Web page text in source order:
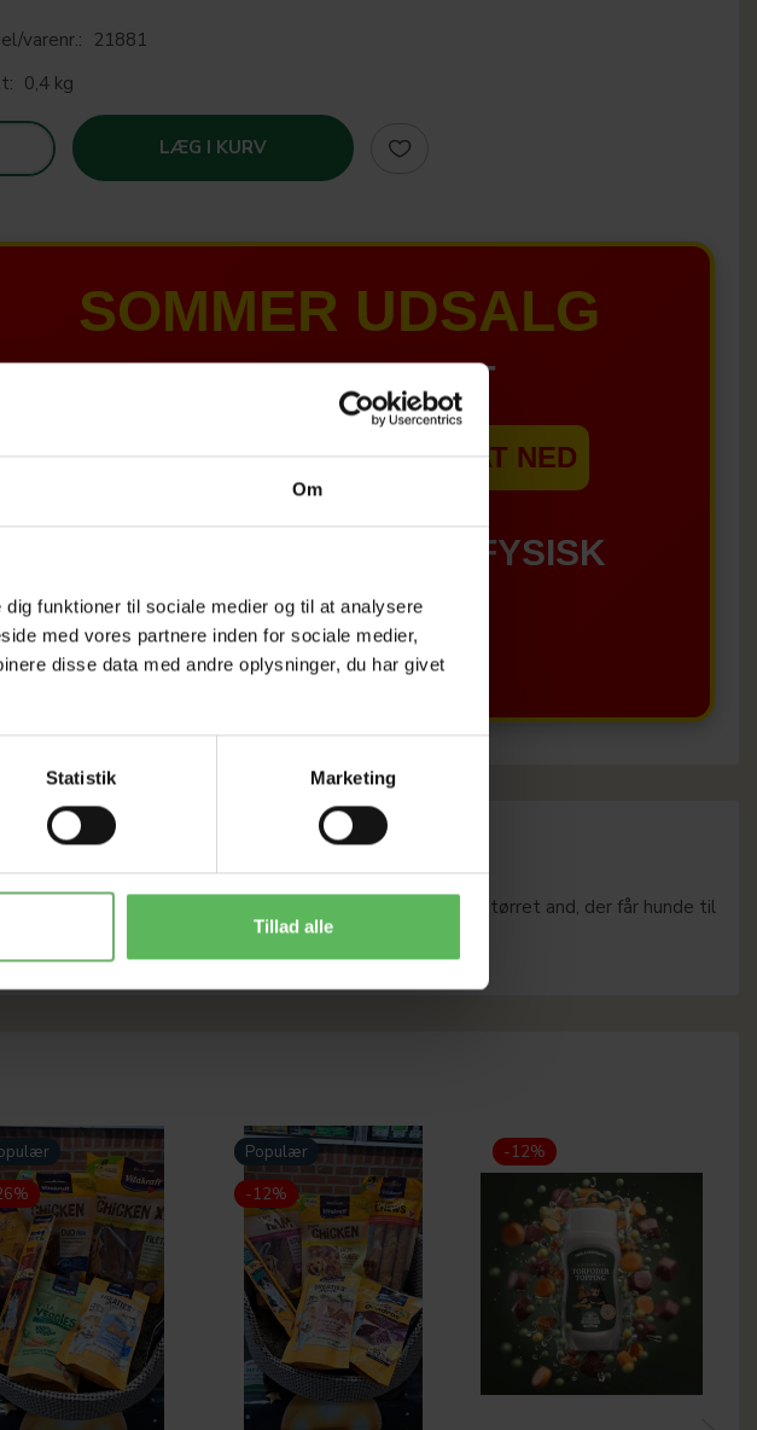
Om
funktioner til sociale medier og til at analysere
med vores partnere inden for sociale medier,
disse data med andre oplysninger, du har givet
Statistik Marketing
Tillad alle
varenr.: 21881
0,4 kg
LÆG I KURV
SOMMER UDSALG
TIL D. 8 AUGUST
HELE WEBSHOPPEN ER SAT NED
Tilbud GÆLDER IKKE I FYSISK
BUTIKKERE
er uimodståeligt forførende, dækket af generøse lag af tørret and, der får hunde til
at nyde.
Populær
-12%
-12%